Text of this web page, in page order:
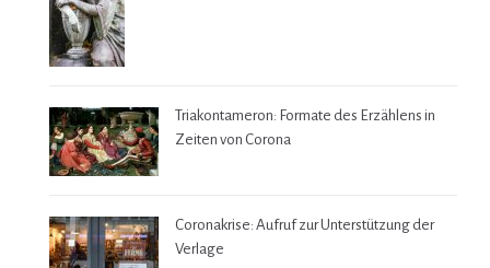
Triakontameron: Formate des Erzählens in
Zeiten von Corona
Coronakrise: Aufruf zur Unterstützung der
Verlage